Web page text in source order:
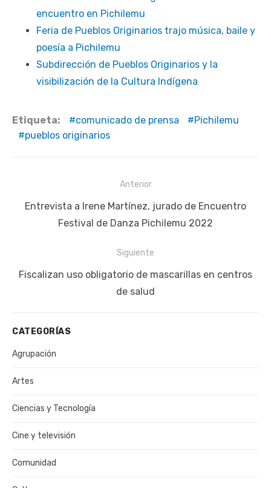
encuentro en Pichilemu
Feria de Pueblos Originarios trajo música, baile y
poesía a Pichilemu
Subdirección de Pueblos Originarios y la
visibilización de la Cultura Indígena
Etiqueta: comunicado de prensa
Pichilemu
pueblos originarios
de
entradas
Anterior
Publicación
Entrevista a Irene Martínez, jurado de Encuentro
Festival de Danza Pichilemu 2022
Siguiente
Siguiente
Fiscalizan uso obligatorio de mascarillas en centros
de salud
CATEGORÍAS
Agrupación
Artes
Ciencias y Tecnología
Cine y televisión
Comunidad